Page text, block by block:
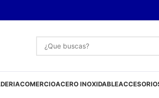
COMERCIOACERO INOXIDABLE